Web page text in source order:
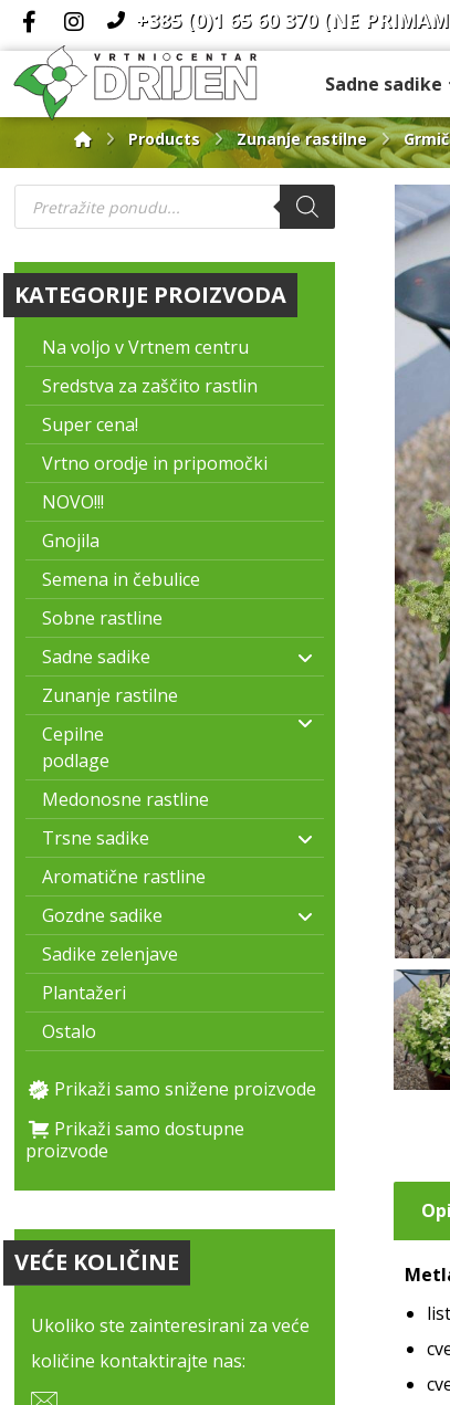
+385 (0)1 65 60 370 (NE
Sadne sadike
Products Zunanje rastilne
KATEGORIJE PROIZVODA
Na voljo v Vrtnem centru
Sredstva za zaščito rastlin
Super cena!
Vrtno orodje in pripomočki
NOVO!!!
Gnojila
Semena in čebulice
Sobne rastline
Sadne sadike
Zunanje rastilne
Cepilne
podlage
Medonosne rastline
Trsne sadike
Aromatične rastline
Gozdne sadike
Sadike zelenjave
Plantažeri
Ostalo
Prikaži samo snižene proizvode
Prikaži samo dostupne
proizvode
VEĆE KOLIČINE
Ukoliko ste zainteresirani za veće
količine kontaktirajte nas: